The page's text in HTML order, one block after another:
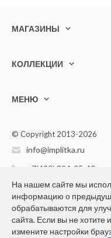
МАГАЗИНЫ
КОЛЛЕКЦИИ
МЕНЮ
© Copyright 2013-2026
info@implitka.ru
+7(499) 394-05-40
Конфиденциальность
На нашем сайте мы
информацию о
обрабатываются для
сайта. Если вы не хотите
измените настройки